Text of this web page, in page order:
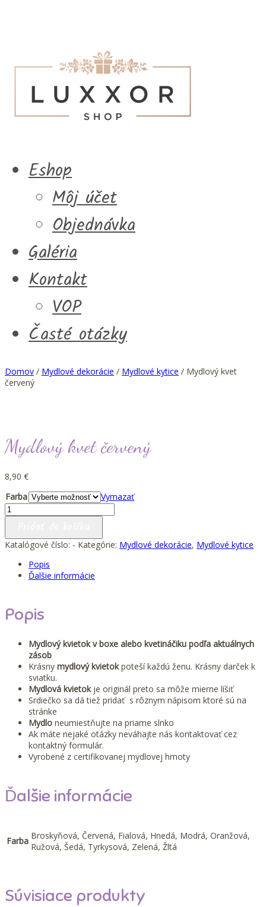
Eshop
Môj účet
Objednávka
Galéria
Kontakt
VOP
Časté otázky
Domov / Mydlové dekorácie / Mydlové kytice / Mydlový kvet
červený
Mydlový kvet červený
8,90 €
Farba
Vymazať
množstvo
Mydlový
červený
Katalógové číslo: - Kategórie: Mydlové dekorácie, Mydlové kytice
Popis
Ďalšie informácie
Popis
Mydlový kvietok v boxe alebo kvetináčiku podľa aktuálnych
zásob
Krásny mydlový kvietokpoteší každú ženu. Krásny darček k
sviatku.
Mydlová kvietokje originál preto sa môže mierne líšiť
Srdiečko sa dá tiež pridať s rôznym nápisom ktoré sú na
stránke
Mydlo neumiestňujte na priame slnko
Ak máte nejaké otázky neváhajte nás kontaktovať cez
kontaktný formulár.
Vyrobené z certifikovanej mydlovej hmoty
Ďalšie informácie
Farba Broskyňová, Červená, Fialová, Hnedá, Modrá, Oranžová,
Ružová, Šedá, Tyrkysová, Zelená, Žltá
Súvisiace produkty